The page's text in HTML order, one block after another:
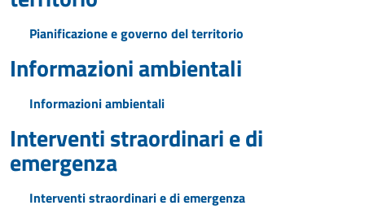
Pianificazione e governo del territorio
Informazioni ambientali
Informazioni ambientali
Interventi straordinari e di
emergenza
Interventi straordinari e di emergenza